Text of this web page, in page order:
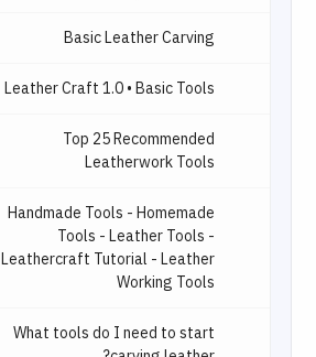
Basic Leather Carving
Leather Craft 1.0 • Basic Tools
Top 25 Recommended
Leatherwork Tools
Handmade Tools - Homemade
Tools - Leather Tools -
Leathercraft Tutorial - Leather
Working Tools
What tools do I need to start